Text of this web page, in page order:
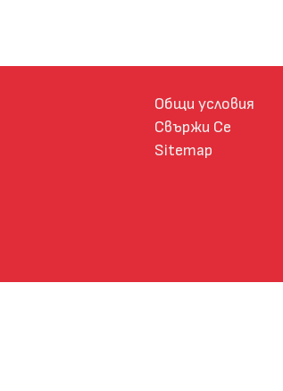
Общи условия
Свържи Се
Sitemap